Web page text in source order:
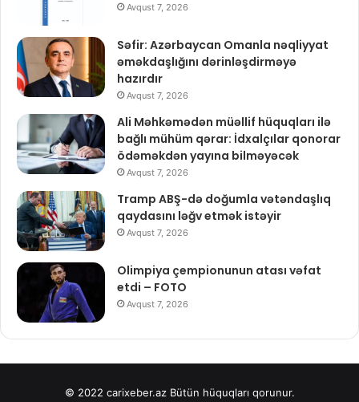
Avqust 7, 2026
Səfir: Azərbaycan Omanla nəqliyyat
əməkdaşlığını dərinləşdirməyə
hazırdır
Avqust 7, 2026
Ali Məhkəmədən müəllif hüquqları ilə
bağlı mühüm qərar: İdxalçılar qonorar
ödəməkdən yayına bilməyəcək
Avqust 7, 2026
Tramp ABŞ-də doğumla vətəndaşlıq
qaydasını ləğv etmək istəyir
Avqust 7, 2026
Olimpiya çempionunun atası vəfat
etdi – FOTO
Avqust 7, 2026
© 2022 carixeber.azBütün hüquqları qorunur.